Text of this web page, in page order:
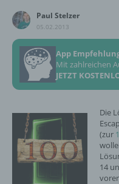
Paul Stelzer
05.02.2013
App
Mit zahlreichen
JETZT
Die
(zur
14